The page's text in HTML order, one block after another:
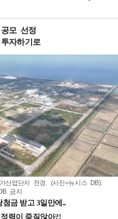
모 선정
자하기로
산업단지 전경. (사진=뉴시스 DB).
금지